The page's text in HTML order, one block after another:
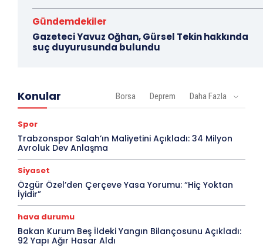
Gündemdekiler
Gazeteci Yavuz Oğhan, Gürsel Tekin hakkında
suç duyurusunda bulundu
Konular Borsa Deprem Daha Fazla
Spor
Trabzonspor Salah’ın Maliyetini Açıkladı: 34 Milyon
Avroluk Dev Anlaşma
Siyaset
Özgür Özel’den Çerçeve Yasa Yorumu: “Hiç Yoktan
İyidir”
hava durumu
Bakan Kurum Beş İldeki Yangın Bilançosunu Açıkladı:
92 Yapı Ağır Hasar Aldı